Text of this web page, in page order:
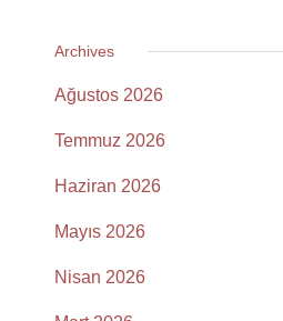
Archives
Ağustos 2026
Temmuz 2026
Haziran 2026
Mayıs 2026
Nisan 2026